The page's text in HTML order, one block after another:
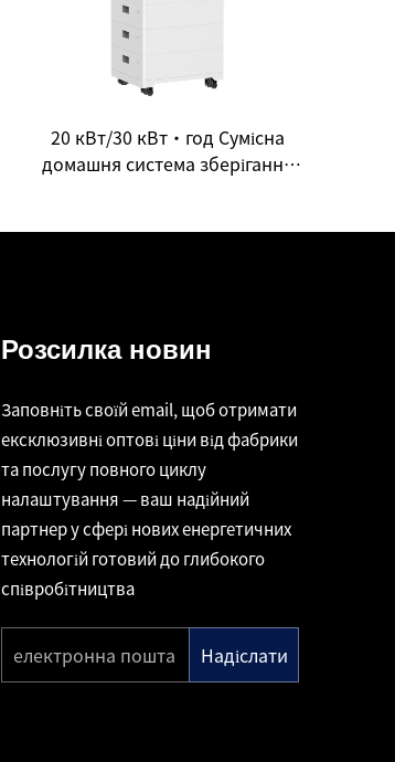
20 кВт/30 кВт·год Сумісна
домашня система зберігання
Розсилка новин
Заповніть своїй email, щоб отримати
ексклюзивні оптові ціни від фабрики
та послугу повного циклу
налаштування — ваш надійний
партнер у сфері нових енергетичних
технологій готовий до глибокого
співробітництва
Надіслати